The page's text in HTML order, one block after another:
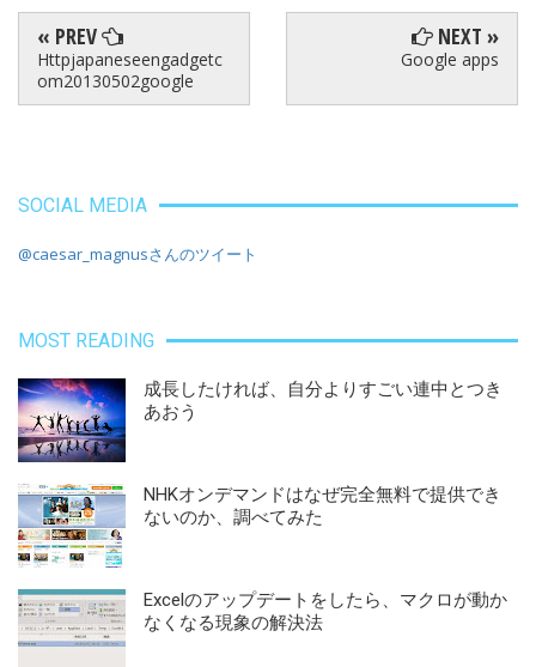
« PREV
Httpjapaneseengadgetc
om20130502google
NEXT »
Google apps
SOCIAL MEDIA
@caesar_magnusさんのツイート
MOST READING
成長したければ、自分よりすごい連中とつき
あおう
NHKオンデマンドはなぜ完全無料で提供でき
ないのか、調べてみた
Excelのアップデートをしたら、マクロが動か
なくなる現象の解決法